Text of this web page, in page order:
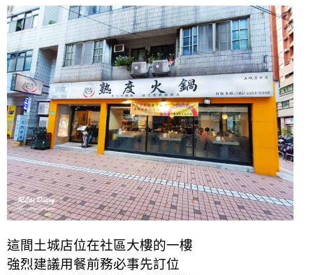
這間土城店位在社區大樓的一樓
強烈建議用餐前務必事先訂位